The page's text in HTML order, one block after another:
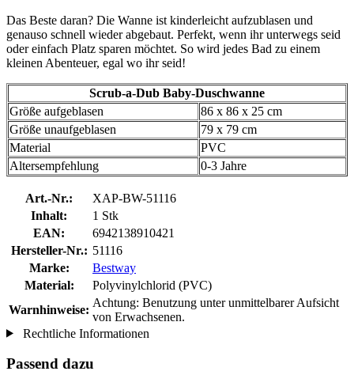
Das Beste daran? Die Wanne ist kinderleicht aufzublasen und
genauso schnell wieder abgebaut. Perfekt, wenn ihr unterwegs seid
oder einfach Platz sparen möchtet. So wird jedes Bad zu einem
kleinen Abenteuer, egal wo ihr seid!
Scrub-a-Dub Baby-Duschwanne
Größe aufgeblasen
86 x 86 x 25 cm
Größe unaufgeblasen
79 x 79 cm
Material
PVC
Altersempfehlung
0-3 Jahre
Art.-Nr.:
XAP-BW-51116
Inhalt:
1 Stk
EAN:
6942138910421
Hersteller-Nr.: 51116
Marke:
Bestway
Material:
Polyvinylchlorid (PVC)
Warnhinweise:
Achtung: Benutzung unter unmittelbarer Aufsicht
von Erwachsenen.
Rechtliche Informationen
Passend dazu